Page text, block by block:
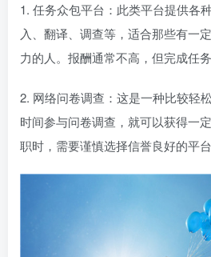
1. 任务众包平台：此类平台提供各
入、翻译、调查等，适合那些有一
力的人。报酬通常不高，但完成任
2. 网络问卷调查：这是一种比较轻
时间参与问卷调查，就可以获得一
职时，需要谨慎选择信誉良好的平台